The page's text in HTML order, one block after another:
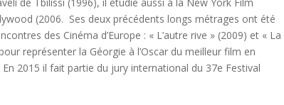
(2006. Ses deux précédents longs métrages ont été
des Cinéma d’Europe : « L’autre rive » (2009) et « La
représenter la Géorgie à l’Oscar du meilleur film en
2015 il fait partie du jury international du 37e Festival